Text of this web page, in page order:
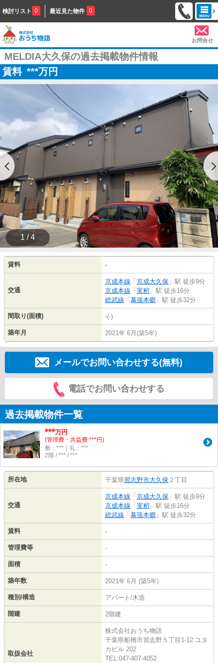
検討リスト 0 最近見た物件 0
お問合せ
MELDIA大久保の過去掲載物件情報
賃料 ***万円
1 / 4
賃料 -
交通
京成本線 「 京成大久保 」駅 徒歩9分
京成本線 「 実籾 」駅 徒歩16分
総武線 「 幕張本郷 」駅 徒歩32分
間取り(面積) -(-)
築年月 2021年 6月(築5年)
メールでお問い合わせする(無料)
電話でお問い合わせする
過去掲載物件一覧
***万円
(管理費・共益費 ***円)
敷：***｜礼：***
2階 / *** / ***
所在地 千葉県習志野市大久保 ２丁目
交通
京成本線 「 京成大久保 」駅 徒歩9分
京成本線 「 実籾 」駅 徒歩16分
総武線 「 幕張本郷 」駅 徒歩32分
賃料 -
管理費等 -
面積 -
築年数 2021年 6月 (築5年)
種別/構造 アパート/木造
階建 2階建
取扱会社
株式会社おうち物語
千葉県船橋市習志野５丁目1-12 ユタ
カビル 202
TEL:047-407-4052